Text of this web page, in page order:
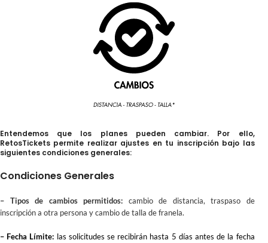
Entendemos que los planes pueden cambiar. Por ello,
RetosTickets permite realizar ajustes en tu inscripción bajo las
siguientes condiciones generales:
Condiciones Generales
– Tipos de cambios permitidos: cambio de distancia, traspaso de
inscripción a otra persona y cambio de talla de franela.
– Fecha Límite: las solicitudes se recibirán hasta 5 días antes de la fecha